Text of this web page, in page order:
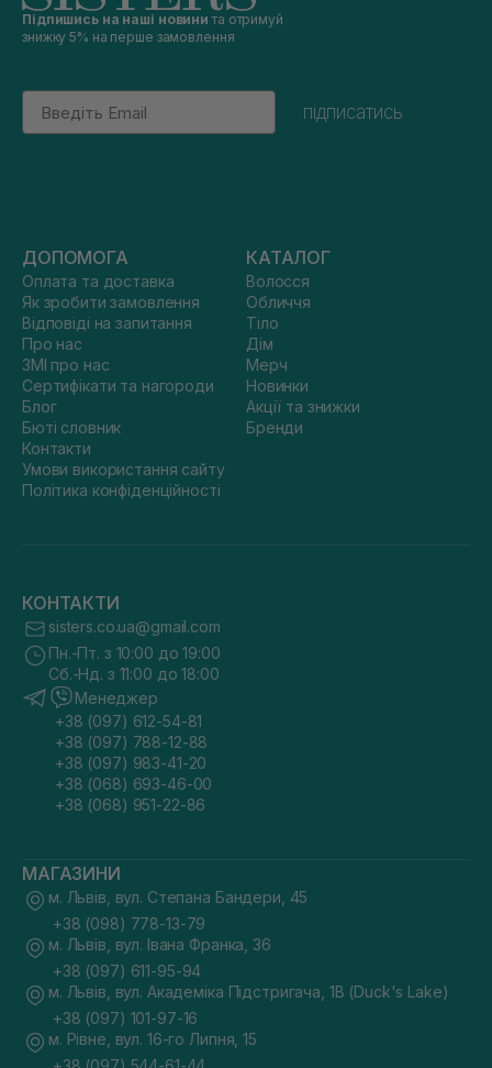
Підпишись на наші новини та отримуй
знижку 5% на перше замовлення
Email
підписатись
ДОПОМОГА
Оплата та доставка
Як зробити замовлення
Відповіді на запитання
Про нас
ЗМІ про нас
Сертифікати та нагороди
Блог
Бюті словник
Контакти
Умови використання сайту
Політика конфіденційності
КАТАЛОГ
Волосся
Обличчя
Тіло
Дім
Мерч
Новинки
Акції та знижки
Бренди
КОНТАКТИ
sisters.co.ua@gmail.com
Пн.-Пт. з 10:00 до 19:00
Сб.-Нд. з 11:00 до 18:00
Менеджер
+38 (097) 612-54-81
+38 (097) 788-12-88
+38 (097) 983-41-20
+38 (068) 693-46-00
+38 (068) 951-22-86
МАГАЗИНИ
м. Львів, вул. Степана Бандери, 45
+38 (098) 778-13-79
м. Львів, вул. Івана Франка, 36
+38 (097) 611-95-94
м. Львів, вул. Академіка Підстригача, 1В (Duck's Lake)
+38 (097) 101-97-16
м. Рівне, вул. 16-го Липня, 15